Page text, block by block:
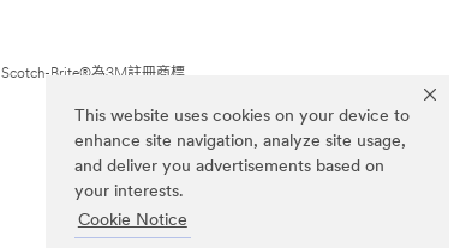
This website uses cookies on your device to
enhance site navigation, analyze site usage,
and deliver you advertisements based on
your interests.
Cookie Notice
Scotch-Brite®為3M註冊商標